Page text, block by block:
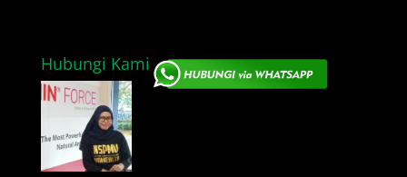
Hubungi Kami